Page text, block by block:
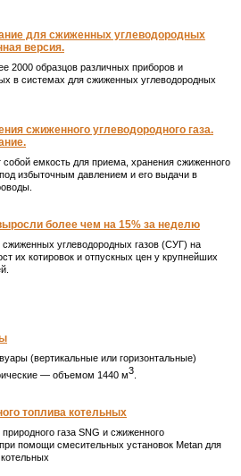
для сжиженных углеводородных
версия.
2000 образцов различных приборов и
в системах для сжиженных углеводородных
сжиженного углеводородного газа.
собой емкость для приема, хранения сжиженного
избыточным давлением и его выдачи в
более чем на 15% за неделю
углеводородных газов (СУГ) на
их котировок и отпускных цен у крупнейших
(вертикальные или горизонтальные)
― объемом 1440 м3
топлива котельных
газа SNG и сжиженного
помощи смесительных установок Metan для